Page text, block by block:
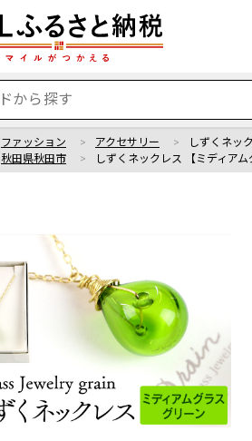
ファッション アクセサリー しずくネッ
秋田県秋田市 しずくネックレス 【ミディア